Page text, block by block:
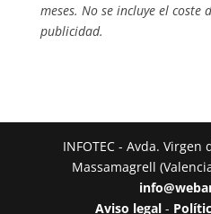
meses. No se incluye el coste
publicidad.
INFOTEC - Avda. Virgen
Massamagrell
Aviso legal -